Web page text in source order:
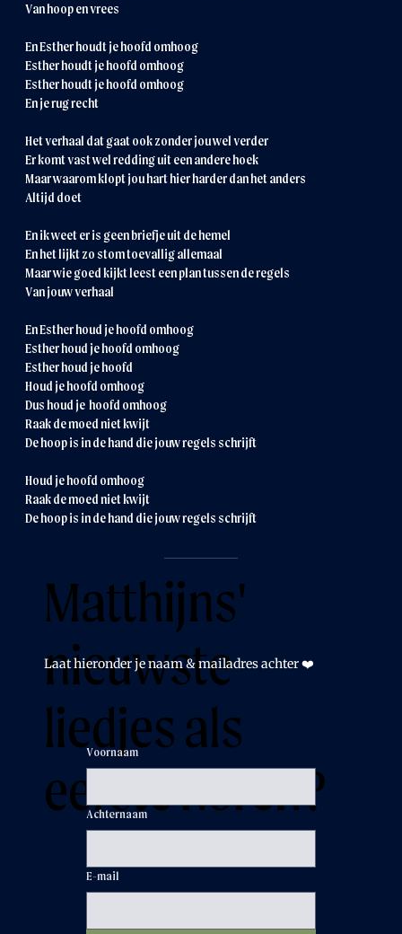
Van hoop en vrees
En Esther houdt je hoofd omhoog
Esther houdt je hoofd omhoog
Esther houdt je hoofd omhoog
En je rug recht
Het verhaal dat gaat ook zonder jou wel verder
Er komt vast wel redding uit een andere hoek
Maar waarom klopt jou hart hier harder dan het anders
Altijd doet
En ik weet er is geen briefje uit de hemel
En het lijkt zo stom toevallig allemaal
Maar wie goed kijkt leest een plan tussen de regels
Van jouw verhaal
En Esther houd je hoofd omhoog
Esther houd je hoofd omhoog
Esther houd je hoofd
Houd je hoofd omhoog
Dus houd je hoofd omhoog
Raak de moed niet kwijt
De hoop is in de hand die jouw regels schrijft
Houd je hoofd omhoog
Raak de moed niet kwijt
De hoop is in de hand die jouw regels schrijft
Matthijns'
nieuwste
liedjes als
eerste horen?
Voornaam
Achternaam
E-mail
Laat hieronder je naam & mailadres achter ❤️